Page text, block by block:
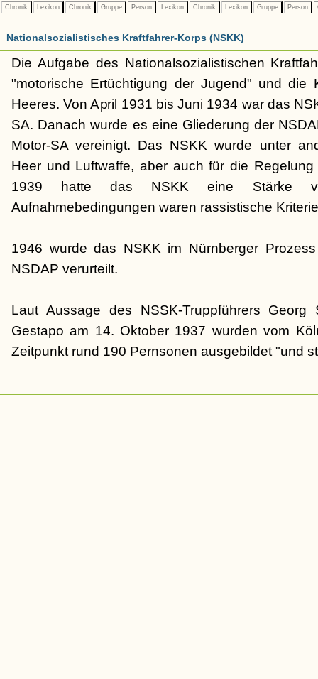
Chronik Lexikon Chronik Gruppe Person Lexikon Chronik Lexikon Gruppe Person
Nationalsozialistisches Kraftfahrer-Korps (NSKK)
Die Aufgabe des Nationalsozialistischen
"motorische Ertüchtigung der Jugend" und die
Heeres. Von April 1931 bis Juni 1934 war das
SA. Danach wurde es eine Gliederung der
Motor-SA vereinigt. Das NSKK wurde unter
Heer und Luftwaffe, aber auch für die
1939 hatte das NSKK eine Stärke
Aufnahmebedingungen waren rassistische
1946 wurde das NSKK im Nürnberger
NSDAP verurteilt.
Laut Aussage des NSSK-Truppführers
Gestapo am 14. Oktober 1937 wurden vom
Zeitpunkt rund 190 Pernsonen ausgebildet "und